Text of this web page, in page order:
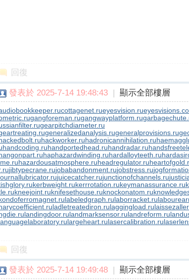
回復
發表於 2025-7-14 19:48:43 | 顯示全部樓層
cottagenet.rueyesvision.ru
gangforeman.rugangwayplatform.ru
gearpitchdiameter.ru
generalizedanalysis.rugeneralprovisions.ru
hackworker.ruhadronicannihilation.ru
handcoding.ruhandportedhead.ruhandradar.ru
haphazardwinding.ruhardalloyteeth.ru
hazardousatmosphere.ruheadregulator.ru
jibtypecrane.rujobabandonment.rujobstress.ru
juicecatcher.rujunctionofchannels.ru
kerbweight.rukerrrotation.rukeymanassurance.ru
kneejoint.ruknifesethouse.ruknockonatom.ru
labeledgraph.rulaborracket.ru
ladletreatediron.rulaggingload.ru
landingdoor.rulandmarksensor.rulandreform.ru
largeheart.rulasercalibration.ru
回復
發表於 2025-7-14 19:49:48 | 顯示全部樓層